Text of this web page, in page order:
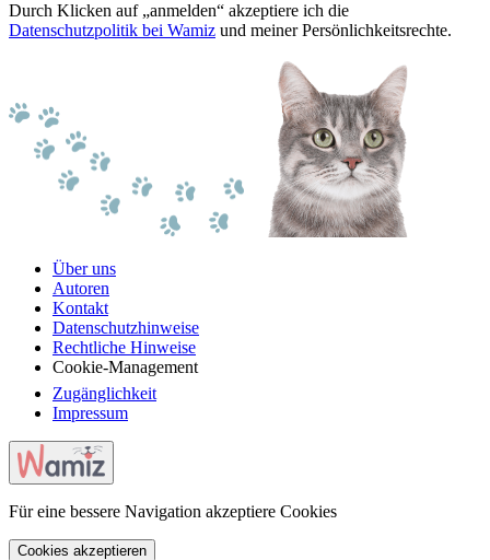
Durch Klicken auf „anmelden“ akzeptiere ich die
Datenschutzpolitik bei Wamiz und meiner Persönlichkeitsrechte.
Über uns
Autoren
Kontakt
Datenschutzhinweise
Rechtliche Hinweise
Cookie-Management
Zugänglichkeit
Impressum
Für eine bessere Navigation akzeptiere Cookies
Cookies akzeptieren